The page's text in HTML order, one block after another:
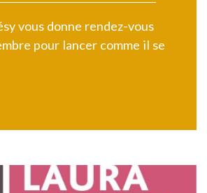
vous donne rendez-vous
pour lancer comme il se